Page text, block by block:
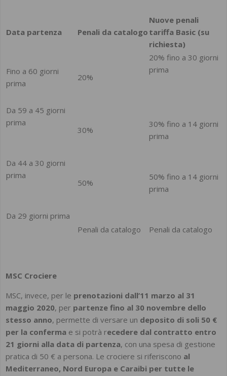
Data partenza Penali da catalogo
Nuove penali
tariffa Basic (su
richiesta)
Fino a 60 giorni
prima
20%
20% fino a 30 giorni
prima
Da 59 a 45 giorni
prima
30%
30% fino a 14 giorni
prima
Da 44 a 30 giorni
prima
50%
50% fino a 14 giorni
prima
Da 29 giorni prima
Penali da catalogo
Penali da catalogo
MSC Crociere
MSC, invece, per le prenotazioni dall’11 marzo al 31
maggio 2020, per partenze fino al 30 novembre dello
stesso anno, permette di versare un deposito di soli 50 €
per la conferma e si potrà recedere dal contratto entro
21 giorni alla data di partenza, con una spesa di gestione
pratica di 50 € a persona. Le crociere si riferiscono al
Mediterraneo, Nord Europa e Caraibi per tutte le